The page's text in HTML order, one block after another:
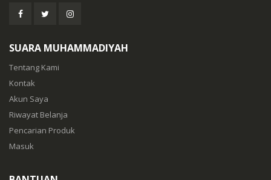
SUARA MUHAMMADIYAH
Tentang Kami
Kontak
Akun Saya
Riwayat Belanja
Pencarian Produk
Masuk